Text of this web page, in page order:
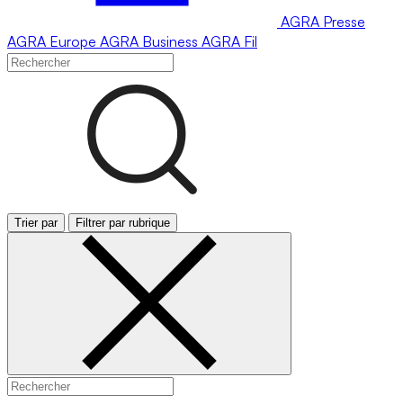
AGRA Presse
AGRA Europe AGRA Business AGRA Fil
Trier par Filtrer par rubrique